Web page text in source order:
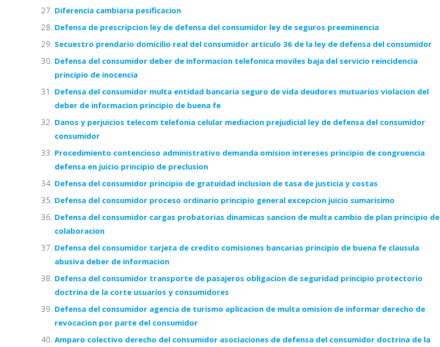
Diferencia cambiaria pesificacion
Defensa de prescripcion ley de defensa del consumidor ley de seguros preeminencia
Secuestro prendario domicilio real del consumidor articulo 36 de la ley de defensa del consumidor
Defensa del consumidor deber de informacion telefonica moviles baja del servicio reincidencia
principio de inocencia
Defensa del consumidor multa entidad bancaria seguro de vida deudores mutuarios violacion del
deber de informacion principio de buena fe
Danos y perjuicios telecom telefonia celular mediacion prejudicial ley de defensa del consumidor
consumidor
Procedimiento contencioso administrativo demanda omision intereses principio de congruencia
defensa en juicio principio de preclusion
Defensa del consumidor principio de gratuidad inclusion de tasa de justicia y costas
Defensa del consumidor proceso ordinario principio general excepcion juicio sumarisimo
Defensa del consumidor cargas probatorias dinamicas sancion de multa cambio de plan principio de
colaboracion
Defensa del consumidor tarjeta de credito comisiones bancarias principio de buena fe clausula
abusiva deber de informacion
Defensa del consumidor transporte de pasajeros obligacion de seguridad principio protectorio
doctrina de la corte usuarios y consumidores
Defensa del consumidor agencia de turismo aplicacion de multa omision de informar derecho de
revocacion por parte del consumidor
Amparo colectivo derecho del consumidor asociaciones de defensa del consumidor doctrina de la